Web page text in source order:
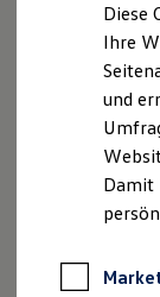
Anpfiff
Bei diesen
, die ab
auch im
ausstatten. Sie
Mittelnummer -
Welche Original
Rad-/Reifen-
Diese
Ihre
und
Damit